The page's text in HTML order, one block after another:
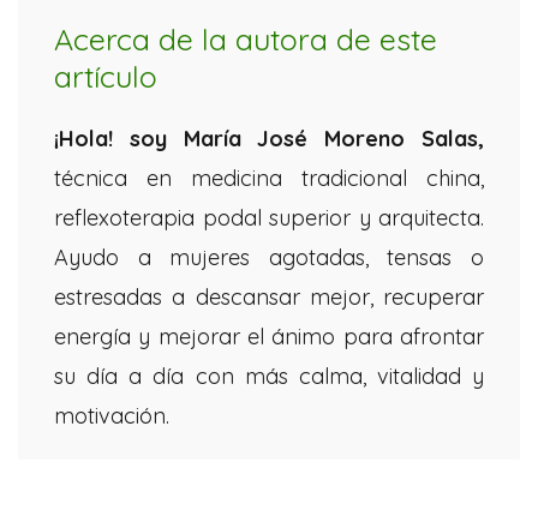
Acerca de la autora de este
artículo
¡Hola! soy María José Moreno
Salas,
técnica en medicina tradicional china,
reflexoterapia podal superior y arquitecta.
Ayudo a mujeres agotadas, tensas o
estresadas a descansar mejor, recuperar
energía y mejorar el ánimo para afrontar
su día a día con más calma, vitalidad y
motivación.